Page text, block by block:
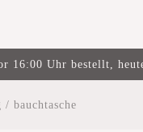
16:00 Uhr bestellt,
/ bauchtasche